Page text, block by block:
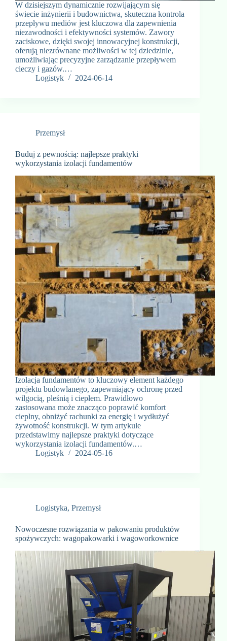
W dzisiejszym dynamicznie rozwijającym się
świecie inżynierii i budownictwa, skuteczna kontrola
przepływu mediów jest kluczowa dla zapewnienia
niezawodności i efektywności systemów. Zawory
zaciskowe, dzięki swojej innowacyjnej konstrukcji,
oferują niezrównane możliwości w tej dziedzinie,
umożliwiając precyzyjne zarządzanie przepływem
cieczy i gazów.…
Logistyk
2024-06-14
Przemysł
Buduj z pewnością: najlepsze praktyki
wykorzystania izolacji fundamentów
Izolacja fundamentów to kluczowy element każdego
projektu budowlanego, zapewniający ochronę przed
wilgocią, pleśnią i ciepłem. Prawidłowo
zastosowana może znacząco poprawić komfort
cieplny, obniżyć rachunki za energię i wydłużyć
żywotność konstrukcji. W tym artykule
przedstawimy najlepsze praktyki dotyczące
wykorzystania izolacji fundamentów.…
Logistyk
2024-05-16
Logistyka, Przemysł
Nowoczesne rozwiązania w pakowaniu produktów
spożywczych: wagopakowarki i wagoworkownice